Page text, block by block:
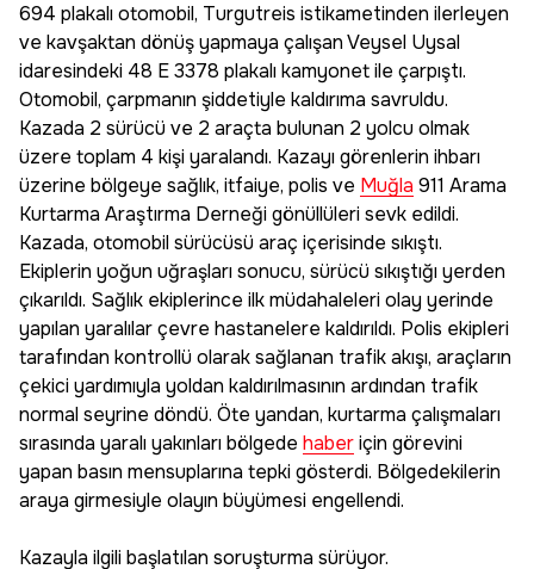
694 plakalı otomobil, Turgutreis istikametinden ilerleyen
ve kavşaktan dönüş yapmaya çalışan Veysel Uysal
idaresindeki 48 E 3378 plakalı kamyonet ile çarpıştı.
Otomobil, çarpmanın şiddetiyle kaldırıma savruldu.
Kazada 2 sürücü ve 2 araçta bulunan 2 yolcu olmak
üzere toplam 4 kişi yaralandı. Kazayı görenlerin ihbarı
üzerine bölgeye sağlık, itfaiye, polis ve Muğla 911 Arama
Kurtarma Araştırma Derneği gönüllüleri sevk edildi.
Kazada, otomobil sürücüsü araç içerisinde sıkıştı.
Ekiplerin yoğun uğraşları sonucu, sürücü sıkıştığı yerden
çıkarıldı. Sağlık ekiplerince ilk müdahaleleri olay yerinde
yapılan yaralılar çevre hastanelere kaldırıldı. Polis ekipleri
tarafından kontrollü olarak sağlanan trafik akışı, araçların
çekici yardımıyla yoldan kaldırılmasının ardından trafik
normal seyrine döndü. Öte yandan, kurtarma çalışmaları
sırasında yaralı yakınları bölgede haberiçin görevini
yapan basın mensuplarına tepki gösterdi. Bölgedekilerin
araya girmesiyle olayın büyümesi engellendi.
Kazayla ilgili başlatılan soruşturma sürüyor.